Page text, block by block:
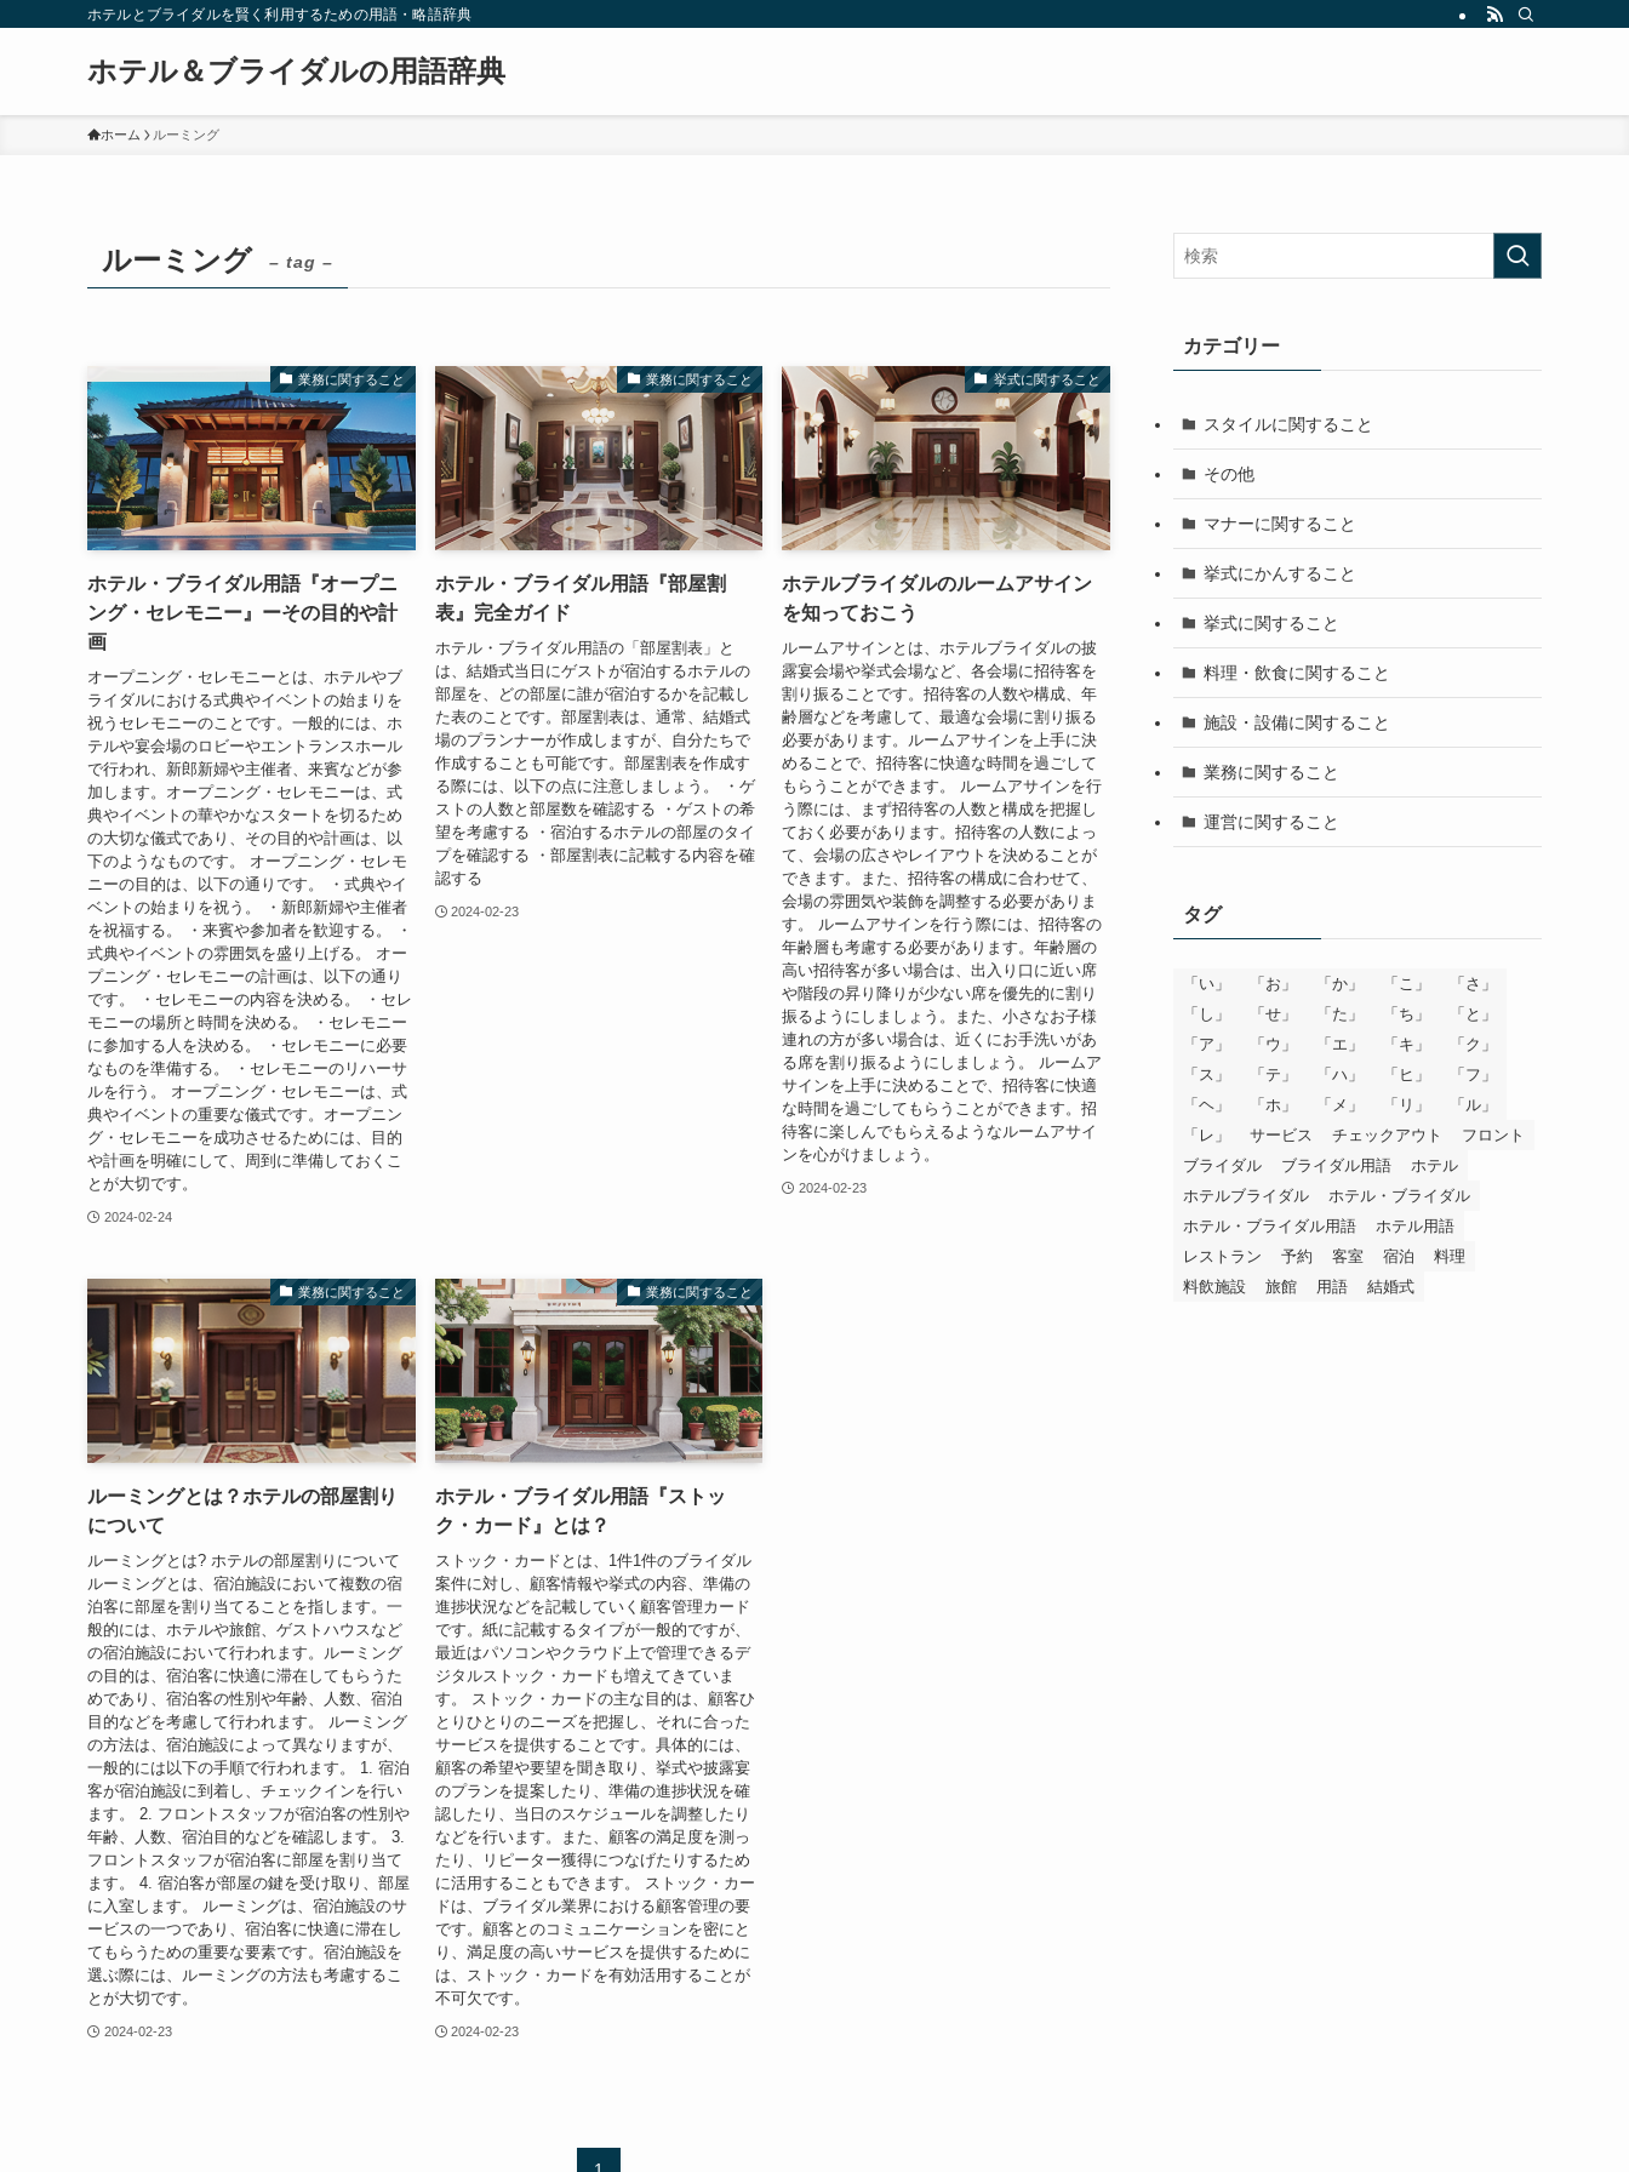
ホテルとブライダルを賢く利用するための用語・略語辞典
ホテル＆ブライダルの用語辞典
ホーム ルーミング
ルーミング – tag –
業務に関すること
ホテル・ブライダル用語『オープニ
ング・セレモニー』ーその目的や計
画
オープニング・セレモニーとは、ホテルやブ
ライダルにおける式典やイベントの始まりを
祝うセレモニーのことです。一般的には、ホ
テルや宴会場のロビーやエントランスホール
で行われ、新郎新婦や主催者、来賓などが参
加します。オープニング・セレモニーは、式
典やイベントの華やかなスタートを切るため
の大切な儀式であり、その目的や計画は、以
下のようなものです。 オープニング・セレモ
ニーの目的は、以下の通りです。 ・式典やイ
ベントの始まりを祝う。 ・新郎新婦や主催者
を祝福する。 ・来賓や参加者を歓迎する。 ・
式典やイベントの雰囲気を盛り上げる。 オー
プニング・セレモニーの計画は、以下の通り
です。 ・セレモニーの内容を決める。 ・セレ
モニーの場所と時間を決める。 ・セレモニー
に参加する人を決める。 ・セレモニーに必要
なものを準備する。 ・セレモニーのリハーサ
ルを行う。 オープニング・セレモニーは、式
典やイベントの重要な儀式です。オープニン
グ・セレモニーを成功させるためには、目的
や計画を明確にして、周到に準備しておくこ
とが大切です。
2024-02-24
業務に関すること
ホテル・ブライダル用語『部屋割
表』完全ガイド
ホテル・ブライダル用語の「部屋割表」と
は、結婚式当日にゲストが宿泊するホテルの
部屋を、どの部屋に誰が宿泊するかを記載し
た表のことです。部屋割表は、通常、結婚式
場のプランナーが作成しますが、自分たちで
作成することも可能です。部屋割表を作成す
る際には、以下の点に注意しましょう。 ・ゲ
ストの人数と部屋数を確認する ・ゲストの希
望を考慮する ・宿泊するホテルの部屋のタイ
プを確認する ・部屋割表に記載する内容を確
認する
2024-02-23
挙式に関すること
ホテルブライダルのルームアサイン
を知っておこう
ルームアサインとは、ホテルブライダルの披
露宴会場や挙式会場など、各会場に招待客を
割り振ることです。招待客の人数や構成、年
齢層などを考慮して、最適な会場に割り振る
必要があります。ルームアサインを上手に決
めることで、招待客に快適な時間を過ごして
もらうことができます。 ルームアサインを行
う際には、まず招待客の人数と構成を把握し
ておく必要があります。招待客の人数によっ
て、会場の広さやレイアウトを決めることが
できます。また、招待客の構成に合わせて、
会場の雰囲気や装飾を調整する必要がありま
す。 ルームアサインを行う際には、招待客の
年齢層も考慮する必要があります。年齢層の
高い招待客が多い場合は、出入り口に近い席
や階段の昇り降りが少ない席を優先的に割り
振るようにしましょう。また、小さなお子様
連れの方が多い場合は、近くにお手洗いがあ
る席を割り振るようにしましょう。 ルームア
サインを上手に決めることで、招待客に快適
な時間を過ごしてもらうことができます。招
待客に楽しんでもらえるようなルームアサイ
ンを心がけましょう。
2024-02-23
業務に関すること
ルーミングとは？ホテルの部屋割り
について
ルーミングとは? ホテルの部屋割りについて
ルーミングとは、宿泊施設において複数の宿
泊客に部屋を割り当てることを指します。一
般的には、ホテルや旅館、ゲストハウスなど
の宿泊施設において行われます。ルーミング
の目的は、宿泊客に快適に滞在してもらうた
めであり、宿泊客の性別や年齢、人数、宿泊
目的などを考慮して行われます。 ルーミング
の方法は、宿泊施設によって異なりますが、
一般的には以下の手順で行われます。 1. 宿泊
客が宿泊施設に到着し、チェックインを行い
ます。 2. フロントスタッフが宿泊客の性別や
年齢、人数、宿泊目的などを確認します。 3.
フロントスタッフが宿泊客に部屋を割り当て
ます。 4. 宿泊客が部屋の鍵を受け取り、部屋
に入室します。 ルーミングは、宿泊施設のサ
ービスの一つであり、宿泊客に快適に滞在し
てもらうための重要な要素です。宿泊施設を
選ぶ際には、ルーミングの方法も考慮するこ
とが大切です。
2024-02-23
業務に関すること
ホテル・ブライダル用語『ストッ
ク・カード』とは？
ストック・カードとは、1件1件のブライダル
案件に対し、顧客情報や挙式の内容、準備の
進捗状況などを記載していく顧客管理カード
です。紙に記載するタイプが一般的ですが、
最近はパソコンやクラウド上で管理できるデ
ジタルストック・カードも増えてきていま
す。 ストック・カードの主な目的は、顧客ひ
とりひとりのニーズを把握し、それに合った
サービスを提供することです。具体的には、
顧客の希望や要望を聞き取り、挙式や披露宴
のプランを提案したり、準備の進捗状況を確
認したり、当日のスケジュールを調整したり
などを行います。また、顧客の満足度を測っ
たり、リピーター獲得につなげたりするため
に活用することもできます。 ストック・カー
ドは、ブライダル業界における顧客管理の要
です。顧客とのコミュニケーションを密にと
り、満足度の高いサービスを提供するために
は、ストック・カードを有効活用することが
不可欠です。
2024-02-23
カテゴリー
スタイルに関すること
その他
マナーに関すること
挙式にかんすること
挙式に関すること
料理・飲食に関すること
施設・設備に関すること
業務に関すること
運営に関すること
タグ
「い」 「お」 「か」 「こ」
「さ」
「し」
「せ」 「た」 「ち」
「と」
「ア」
「ウ」 「エ」 「キ」
「ク」
「ス」
「テ」 「ハ」 「ヒ」
「フ」
「ヘ」
「ホ」 「メ」 「リ」
「ル」
「レ」
サービス チェックアウト
フロント
ブライダル
ブライダル用語
ホテル
ホテルブライダル
ホテル・ブライダル
ホテル・ブライダル用語
ホテル用語
レストラン
予約 客室 宿泊
料理
料飲施設
旅館 用語 結婚式